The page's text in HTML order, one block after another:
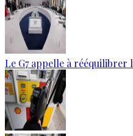
Le G7 appelle à rééquilibrer